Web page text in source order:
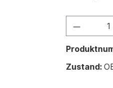
Zustand: